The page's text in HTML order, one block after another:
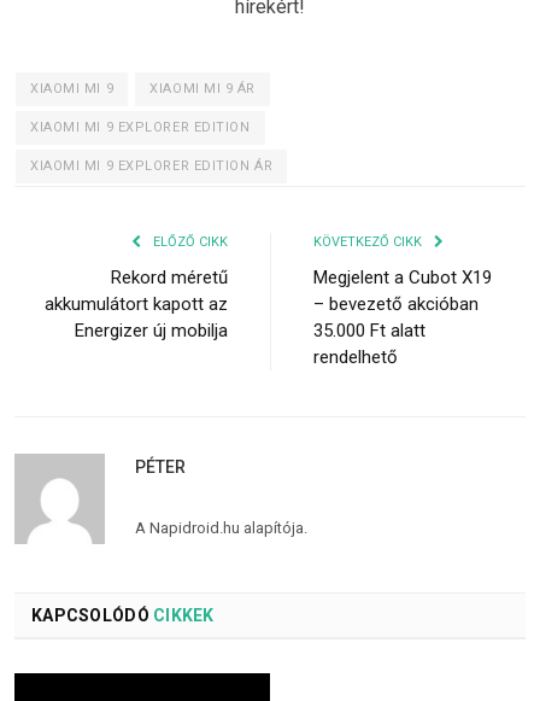
hírekért!
XIAOMI MI 9 XIAOMI MI 9 ÁR
XIAOMI MI 9 EXPLORER EDITION
XIAOMI MI 9 EXPLORER EDITION ÁR
ELŐZŐ CIKK
Rekord méretű
akkumulátort kapott az
Energizer új mobilja
KÖVETKEZŐ CIKK
Megjelent a Cubot X19
– bevezető akcióban
35.000 Ft alatt
rendelhető
PÉTER
A Napidroid.hu alapítója.
KAPCSOLÓDÓ CIKKEK